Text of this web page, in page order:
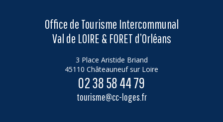
Office de Tourisme Intercommunal
Val de LOIRE & FORET d’Orléans
3 Place Aristide Briand
45110 Châteauneuf sur Loire
02 38 58 44 79
tourisme@cc-loges.fr